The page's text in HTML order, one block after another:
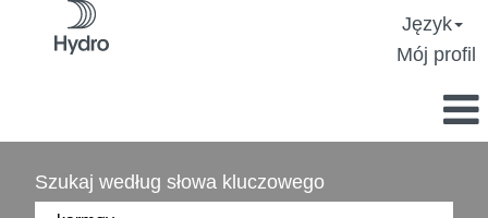
Język
Mój profil
Szukaj według słowa kluczowego